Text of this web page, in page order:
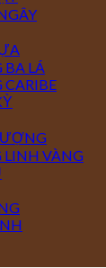
BA LÁ
LINH VÀNG